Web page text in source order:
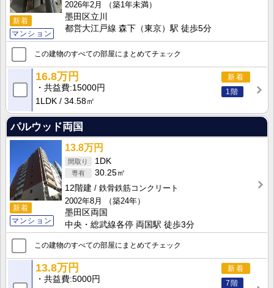
新着
マンション
2026年2月
（築1年未満）
墨田区立川
都営大江戸線 森下（東京）駅 徒歩5分
この建物のすべての部屋にまとめてチェック
新着
1階
16.8万円
共益費 15000円
1LDK
34.58㎡
パルウッド両国
新着
マンション
13.8万円
1DK
30.25㎡
12階建
鉄骨鉄筋コンクリート
2002年8月
（築24年）
墨田区両国
中央・総武線各停 両国駅 徒歩3分
この建物のすべての部屋にまとめてチェック
新着
7階
13.8万円
共益費 5000円